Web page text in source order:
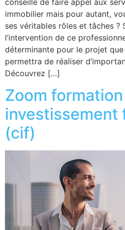
immobilier mais pour autant,
ses véritables rôles et tâches ?
l’intervention de ce
déterminante pour le projet
permettra de réaliser
Découvrez […]
Zoom
investissement
(cif)